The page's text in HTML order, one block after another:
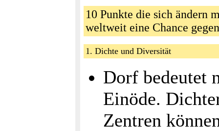
10 Punkte die sich ändern
weltweit eine Chance
1. Dichte und Diversität
Dorf bedeutet
Einöde.
Zentren